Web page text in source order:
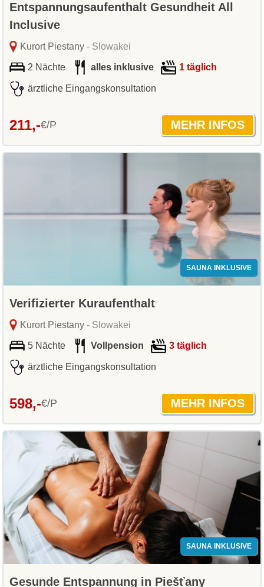
Entspannungsaufenthalt Gesundheit All
Inclusive
Kurort Piestany- Slowakei
2 Nächte alles inklusive 1 täglich
ärztliche Eingangskonsultation
211,-€/P
SAUNA INKLUSIVE
Verifizierter Kuraufenthalt
Kurort Piestany- Slowakei
5 Nächte Vollpension 3 täglich
ärztliche Eingangskonsultation
598,-€/P
SAUNA INKLUSIVE
Gesunde Entspannung in Piešťany